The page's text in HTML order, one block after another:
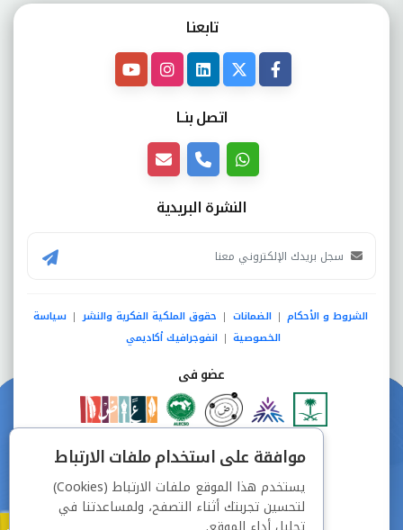
تابعنـا
اتصل بنــا
النشرة البريدية
الشروط و الأحكام | الضمانات | حقوق الملكية الفكرية والنشر | سياسة
الخصوصية | انفوجرافيك أكاديمي
عضو فى
دفع آمن من خلال
موافقة على استخدام ملفات الارتباط
يستخدم هذا الموقع ملفات الارتباط (Cookies)
لتحسين تجربتك أثناء التصفح، ولمساعدتنا في